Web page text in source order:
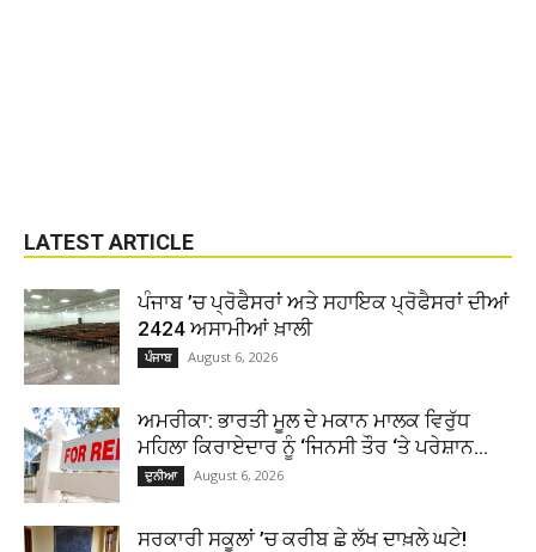
LATEST ARTICLE
ਪੰਜਾਬ ’ਚ ਪ੍ਰੋਫੈਸਰਾਂ ਅਤੇ ਸਹਾਇਕ ਪ੍ਰੋਫੈਸਰਾਂ ਦੀਆਂ
2424 ਅਸਾਮੀਆਂ ਖ਼ਾਲੀ
ਪੰਜਾਬ August 6, 2026
ਅਮਰੀਕਾ: ਭਾਰਤੀ ਮੂਲ ਦੇ ਮਕਾਨ ਮਾਲਕ ਵਿਰੁੱਧ
ਮਹਿਲਾ ਕਿਰਾਏਦਾਰ ਨੂੰ ‘ਜਿਨਸੀ ਤੌਰ ‘ਤੇ ਪਰੇਸ਼ਾਨ...
ਦੁਨੀਆ August 6, 2026
ਸਰਕਾਰੀ ਸਕੂਲਾਂ ’ਚ ਕਰੀਬ ਛੇ ਲੱਖ ਦਾਖ਼ਲੇ ਘਟੇ!